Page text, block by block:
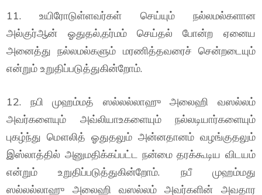
11. உயிரோடுள்ளவர்கள் செய்யும் நல்லமல்களான
அல்குர்ஆன் ஓதுதல்,தர்மம் செய்தல் போன்ற ஏனைய
அனைத்து நல்லமல்களும் மரணித்தவரைச் சென்றடையும்
என்றும் உறுதிப்படுத்துகின்றோம்.
12. நபி முஹம்மத் ஸல்லல்லாஹு அலைஹி வஸல்லம்
அவர்களையும் அவ்லியாஉகளையும் நல்லடியார்களையும்
புகழ்ந்து மௌலித் ஓதுதலும் அன்னதானம் வழங்குதலும்
இஸ்லாத்தில் அனுமதிக்கப்பட்ட நன்மை தரக்கூடிய விடயம்
என்றும் உறுதிப்படுத்துகின்றோம். நபீ முஹம்மது
ஸல்லல்லாஹு அலைஹி வஸல்லம் அவர்களின் அவதார